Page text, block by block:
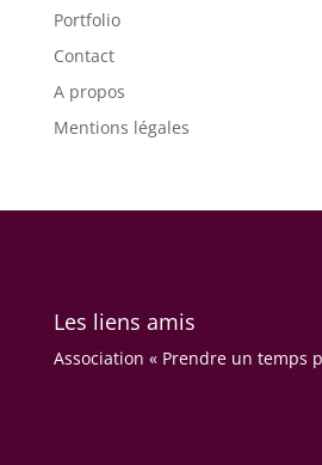
Portfolio
Contact
A propos
Mentions légales
Les liens amis
Association « Prendre un temps